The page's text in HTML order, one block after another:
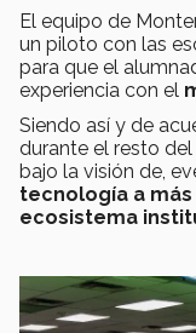
El equipo de
un piloto con las
para que el
experiencia con el
Siendo así y de
durante el resto
bajo la visión de,
tecnología a
ecosistema